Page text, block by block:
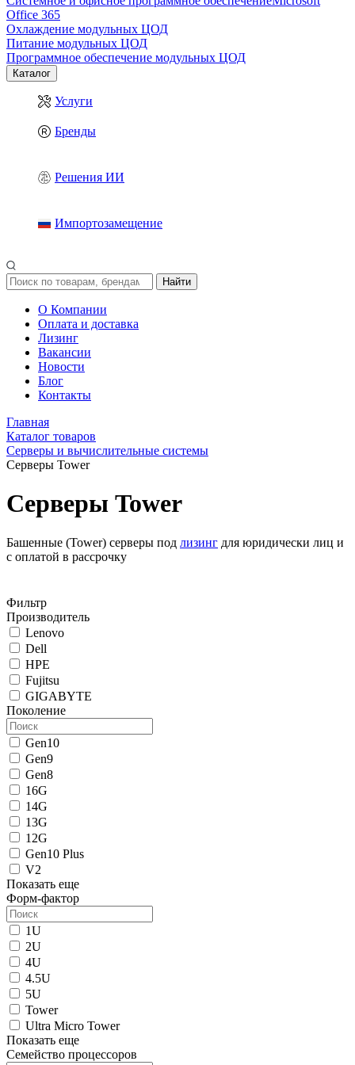
Office 365
Охлаждение модульных ЦОД
Питание модульных ЦОД
Программное обеспечение модульных ЦОД
Каталог
Услуги
Бренды
Решения ИИ
Импортозамещение
Найти
О Компании
Оплата и доставка
Лизинг
Вакансии
Новости
Блог
Контакты
Главная
Каталог товаров
Серверы и вычислительные системы
Серверы Tower
Серверы Tower
Башенные (Tower) серверы под лизинг для юридически лиц и
с оплатой в рассрочку
Фильтр
Производитель
Lenovo
Dell
HPE
Fujitsu
GIGABYTE
Поколение
Gen10
Gen9
Gen8
16G
14G
13G
12G
Gen10 Plus
V2
Показать еще
Форм-фактор
1U
2U
4U
4.5U
5U
Tower
Ultra Micro Tower
Показать еще
Семейство процессоров